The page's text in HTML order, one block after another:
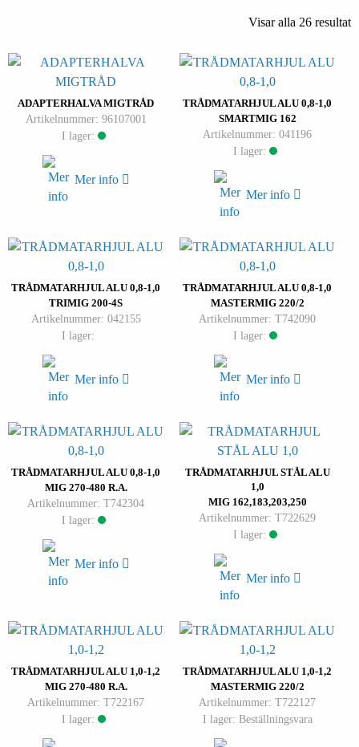
Visar alla 26 resultat
ADAPTERHALVA MIGTRÅD
Artikelnummer: 96107001
I lager:
Mer info
TRÅDMATARHJUL ALU 0,8-1,0
SMARTMIG 162
Artikelnummer: 041196
I lager:
Mer info
TRÅDMATARHJUL ALU 0,8-1,0
TRIMIG 200-4S
Artikelnummer: 042155
I lager:
Mer info
TRÅDMATARHJUL ALU 0,8-1,0
MASTERMIG 220/2
Artikelnummer: T742090
I lager:
Mer info
TRÅDMATARHJUL ALU 0,8-1,0
MIG 270-480 R.A.
Artikelnummer: T742304
I lager:
Mer info
TRÅDMATARHJUL STÅL ALU
1,0
MIG 162,183,203,250
Artikelnummer: T722629
I lager:
Mer info
TRÅDMATARHJUL ALU 1,0-1,2
MIG 270-480 R.A.
Artikelnummer: T722167
I lager:
TRÅDMATARHJUL ALU 1,0-1,2
MASTERMIG 220/2
Artikelnummer: T722127
I lager: Beställningsvara